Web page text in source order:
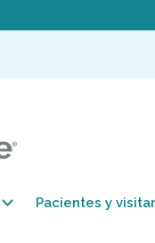
Pacientes y